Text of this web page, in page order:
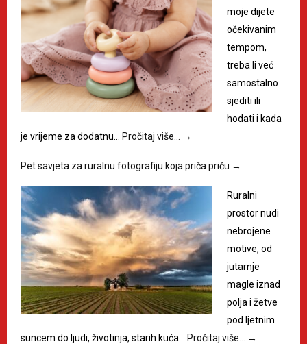
moje dijete
očekivanim
tempom,
treba li već
samostalno
sjediti ili
hodati i kada
je vrijeme za dodatnu…
Pročitaj više… →
Pet savjeta za ruralnu fotografiju koja priča priču →
Ruralni
prostor nudi
nebrojene
motive, od
jutarnje
magle iznad
polja i žetve
pod ljetnim
suncem do ljudi, životinja, starih kuća…
Pročitaj više… →